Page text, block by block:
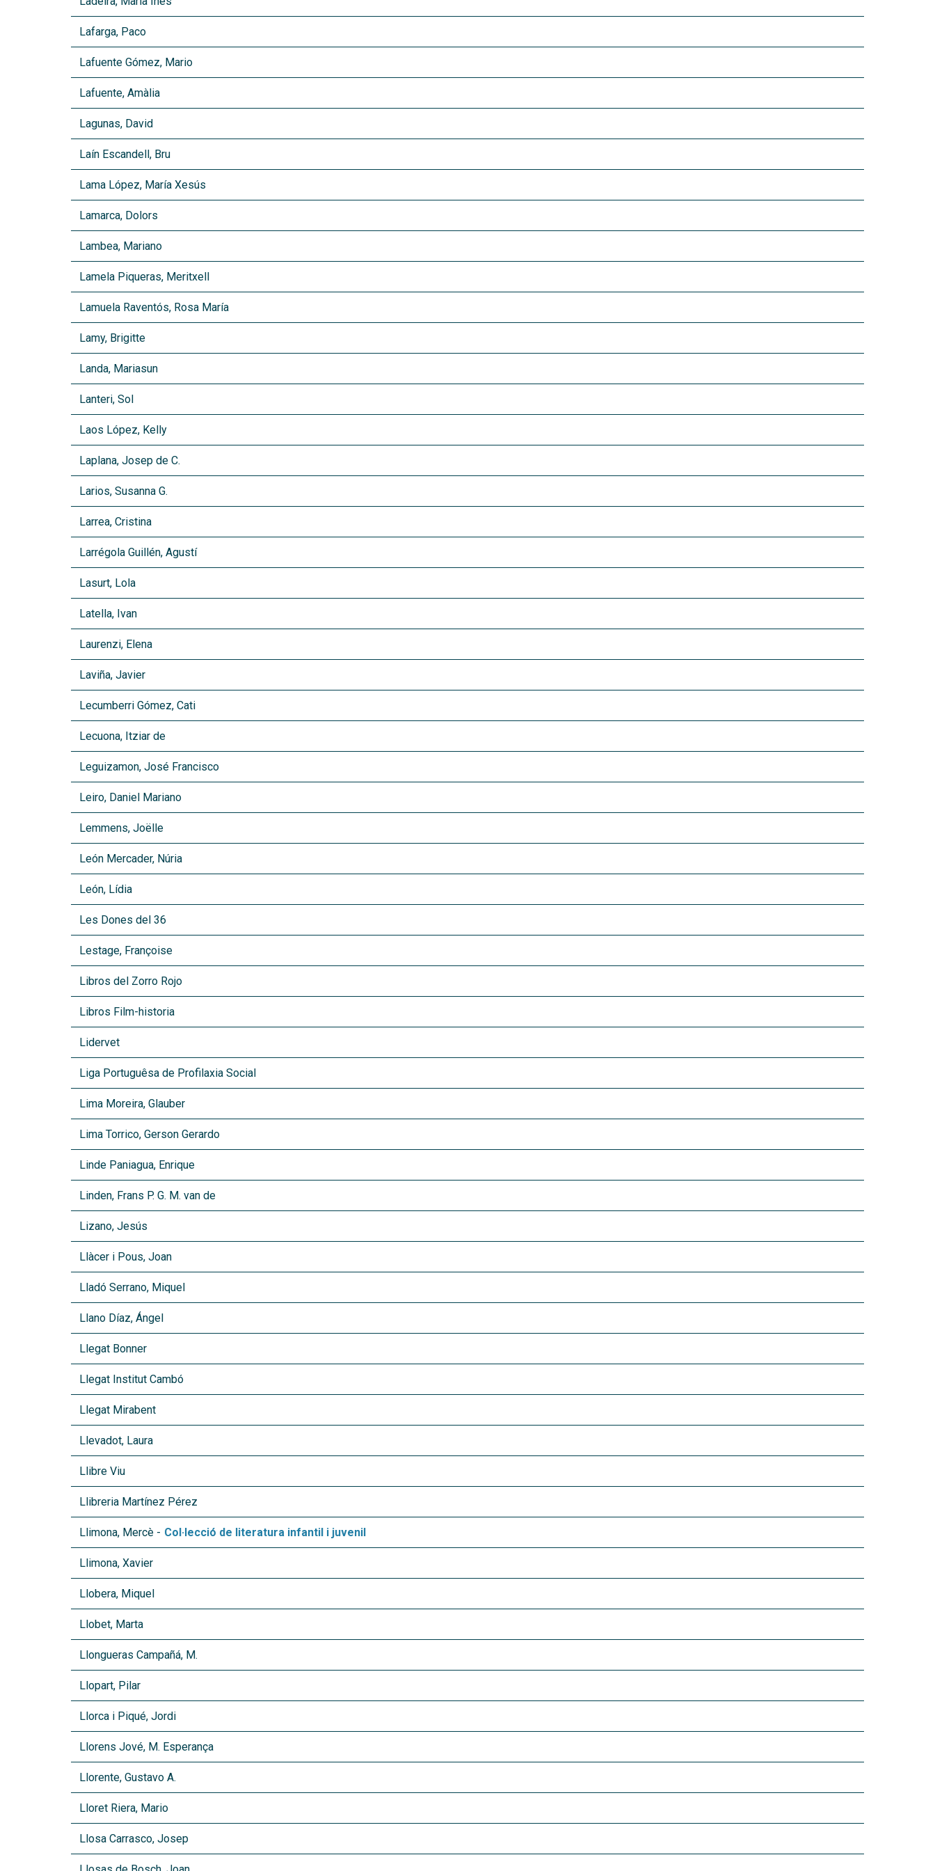
Lafarga, Paco
Lafuente Gómez, Mario
Lafuente, Amàlia
Lagunas, David
Laín Escandell, Bru
Lama López, María Xesús
Lamarca, Dolors
Lambea, Mariano
Lamela Piqueras, Meritxell
Lamuela Raventós, Rosa María
Lamy, Brigitte
Landa, Mariasun
Lanteri, Sol
Laos López, Kelly
Laplana, Josep de C.
Larios, Susanna G.
Larrea, Cristina
Larrégola Guillén, Agustí
Lasurt, Lola
Latella, Ivan
Laurenzi, Elena
Laviña, Javier
Lecumberri Gómez, Cati
Lecuona, Itziar de
Leguizamon, José Francisco
Leiro, Daniel Mariano
Lemmens, Joëlle
León Mercader, Núria
León, Lídia
Les Dones del 36
Lestage, Françoise
Libros del Zorro Rojo
Libros Film-historia
Lidervet
Liga Portuguêsa de Profilaxia Social
Lima Moreira, Glauber
Lima Torrico, Gerson Gerardo
Linde Paniagua, Enrique
Linden, Frans P. G. M. van de
Lizano, Jesús
Llàcer i Pous, Joan
Lladó Serrano, Miquel
Llano Díaz, Ángel
Llegat Bonner
Llegat Institut Cambó
Llegat Mirabent
Llevadot, Laura
Llibre Viu
Llibreria Martínez Pérez
Llimona, Mercè - Col·lecció de literatura infantil i juvenil
Llimona, Xavier
Llobera, Miquel
Llobet, Marta
Llongueras Campañá, M.
Llopart, Pilar
Llorca i Piqué, Jordi
Llorens Jové, M. Esperança
Llorente, Gustavo A.
Lloret Riera, Mario
Llosa Carrasco, Josep